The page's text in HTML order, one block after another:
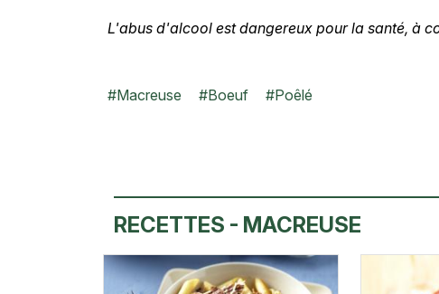
L'abus d'alcool est dangereux pour la santé, à
#Macreuse #Boeuf #Poêlé
RECETTES - MACREUSE